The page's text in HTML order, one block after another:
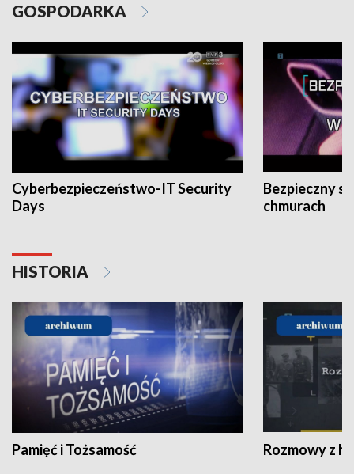
GOSPODARKA
Cyberbezpieczeństwo-IT Security
Days
Bezpieczny
chmurach
HISTORIA
Pamięć i Tożsamość Rozmowy z